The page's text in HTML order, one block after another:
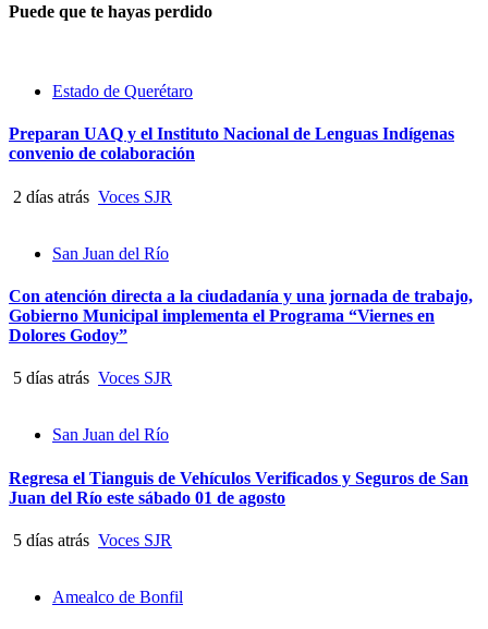
Puede que te hayas perdido
Estado de Querétaro
Preparan UAQ y el Instituto Nacional de Lenguas Indígenas
convenio de colaboración
2 días atrás Voces SJR
San Juan del Río
Con atención directa a la ciudadanía y una jornada de trabajo,
Gobierno Municipal implementa el Programa “Viernes en
Dolores Godoy”
5 días atrás Voces SJR
San Juan del Río
Regresa el Tianguis de Vehículos Verificados y Seguros de San
Juan del Río este sábado 01 de agosto
5 días atrás Voces SJR
Amealco de Bonfil